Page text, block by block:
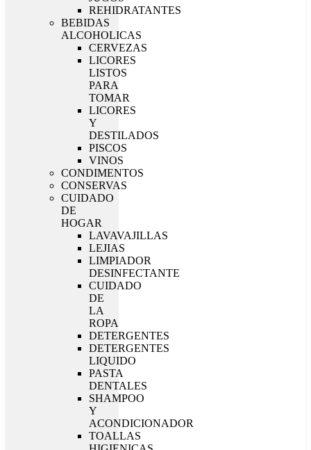
REHIDRATANTES
BEBIDAS
ALCOHOLICAS
CERVEZAS
LICORES
LISTOS
PARA
TOMAR
LICORES
Y
DESTILADOS
PISCOS
VINOS
CONDIMENTOS
CONSERVAS
CUIDADO
DE
HOGAR
LAVAVAJILLAS
LEJIAS
LIMPIADOR
DESINFECTANTE
CUIDADO
DE
LA
ROPA
DETERGENTES
DETERGENTES
LIQUIDO
PASTA
DENTALES
SHAMPOO
Y
ACONDICIONADOR
TOALLAS